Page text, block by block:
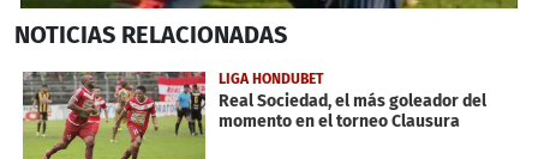
seconds
41
seconds
NOTICIAS RELACIONADAS
LIGA HONDUBET
Real Sociedad, el más goleador del
momento en el torneo Clausura